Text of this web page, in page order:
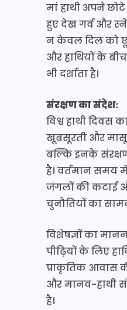
मां हाथी अपने
हुए देख गर्व और
न केवल दिल को छू
और हाथियों के
भी दर्शाता है।
संरक्षण का संदेश:
विश्व हाथी दिवस
खूबसूरती और
बल्कि इनके
है। वर्तमान समय में
जंगलों की कटाई
चुनौतियों का
विशेषज्ञों का
पीढ़ियों के लिए
प्राकृतिक आवास
और मानव-हाथी
है।